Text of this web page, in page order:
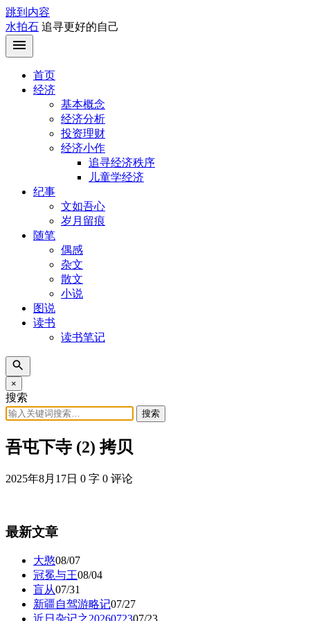
跳到内容
水拍石 追寻更好的自己
首页
经济
基本概念
经济分析
投资理财
经济小作
追寻经济秩序
儿童学经济
纪事
文如吾心
岁月留痕
随笔
偶感
杂文
散文
小说
图说
读书
读书笔记
×
搜索
搜索
吾屯下寺 (2) 拷贝
2025年8月17日 0 字 0 评论
最新文章
大憨08/07
冠冕与王08/04
盲从07/31
新疆自驾游略记07/27